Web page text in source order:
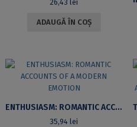
26,43lei
ADAUGĂ ÎN COȘ
ENTHUSIASM: ROMANTIC ACCOUNTS OF A MODERN EMOTION
35,94lei